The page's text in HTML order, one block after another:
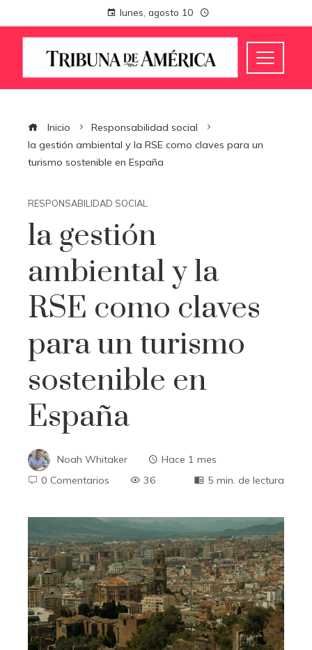
lunes, agosto 10
Inicio
Responsabilidad social
la gestión ambiental y la RSE como claves para un
turismo sostenible en España
RESPONSABILIDAD SOCIAL
la gestión
ambiental y la
RSE como claves
para un turismo
sostenible en
España
Noah Whitaker
Hace 1 mes
0 Comentarios
36 5 min. de lectura